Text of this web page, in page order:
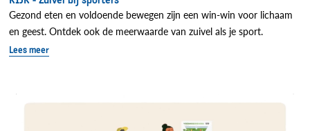
Gezond eten en voldoende bewegen zijn een win-win voor lichaam
en geest. Ontdek ook de meerwaarde van zuivel als je sport.
Lees meer